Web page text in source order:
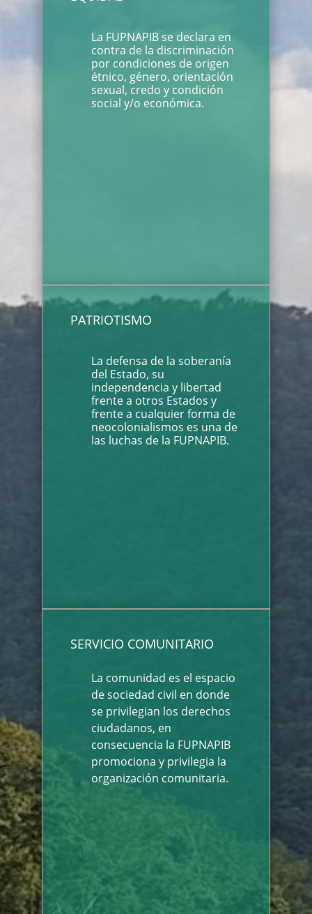
La FUPNAPIB se declara en
contra de la discriminación
por condiciones de origen
étnico, género, orientación
sexual, credo y condición
social y/o económica.
PATRIOTISMO
La defensa de la soberanía
del Estado, su
independencia y libertad
frente a otros Estados y
frente a cualquier forma de
neocolonialismos es una de
las luchas de la FUPNAPIB.
SERVICIO COMUNITARIO
La comunidad es el espacio
de sociedad civil en donde
se privilegian los derechos
ciudadanos, en
consecuencia la FUPNAPIB
promociona y privilegia la
organización comunitaria.